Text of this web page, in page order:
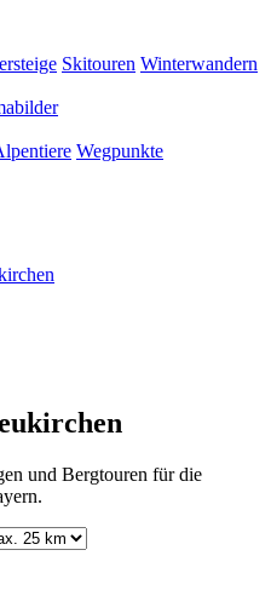
Skitouren Winterwandern
Wegpunkte
und Bergtouren für die